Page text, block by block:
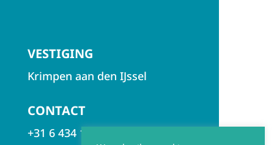
VESTIGING
Krimpen aan den IJssel
CONTACT
+31 6 434 155 99